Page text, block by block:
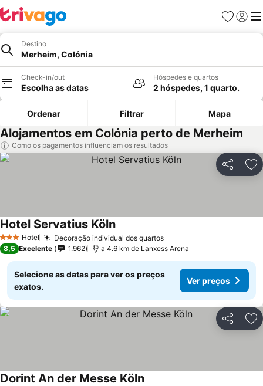
Favoritos
Iniciar
Destino
Merheim, Colónia
Check-in/out
Escolha as datas
Hóspedes e quartos
2 hóspedes, 1 quarto.
Ordenar Filtrar Mapa
Alojamentos em Colónia perto de Merheim
Como os pagamentos influenciam os resultados
Partilhar
3 EstrelasHotel Decoração individual dos quartos
Hotel Servatius Köln
8,5 Excelente 1.962 a 4.6 km de Lanxess Arena
Selecione as datas para ver os preços
exatos.
Ver preços
Partilhar
Dorint An der Messe Köln